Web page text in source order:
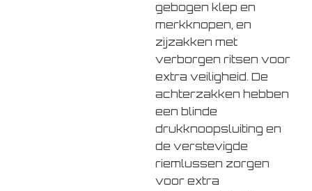
gebogen klep en
merkknopen, en
zijzakken met
verborgen ritsen voor
extra veiligheid. De
achterzakken hebben
een blinde
drukknoopsluiting en
de verstevigde
riemlussen zorgen
voor extra